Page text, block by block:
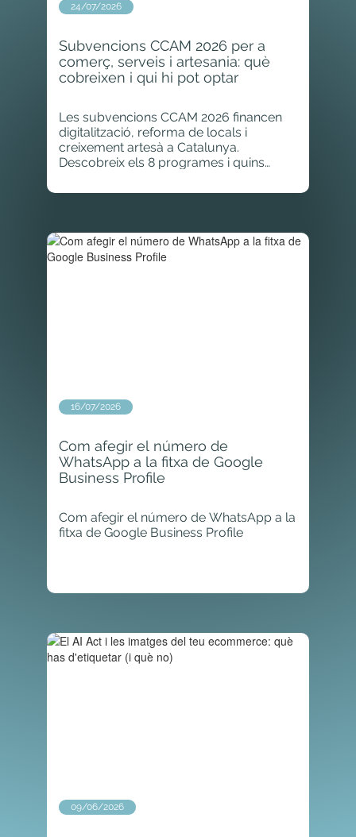
Subvencions CCAM 2026 per a
comerç, serveis i artesania: què
cobreixen i qui hi pot optar
24/07/2026
Les subvencions CCAM 2026 financen
digitalització, reforma de locals i
creixement artesà a Catalunya.
Descobreix els 8 programes i quins
Com afegir el número de
WhatsApp a la fitxa de Google
Business Profile
16/07/2026
Com afegir el número de WhatsApp a la
fitxa de Google Business Profile
09/06/2026